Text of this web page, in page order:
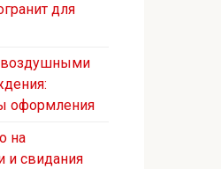
для
воздушными
оформления
на
и свидания